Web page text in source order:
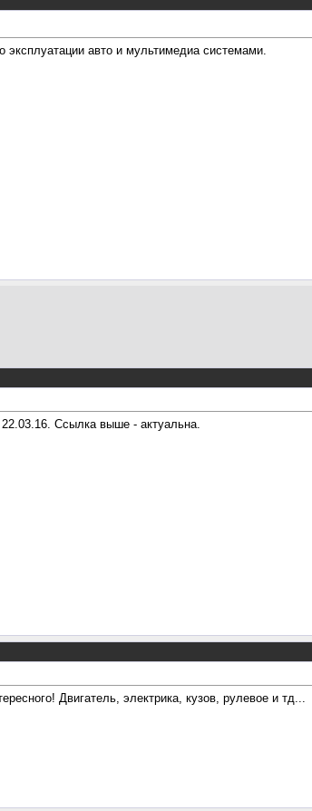
эксплуатации авто и мультимедиа системами.
Ссылка выше - актуальна.
Двигатель, электрика, кузов, рулевое и тд...